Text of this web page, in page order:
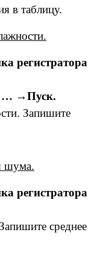
в таблицу.
регистратора
→Пуск.
Запишите
шума.
регистратора
среднее